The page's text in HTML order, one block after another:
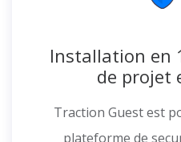
Installation en
de projet
Traction Guest est
plateforme de